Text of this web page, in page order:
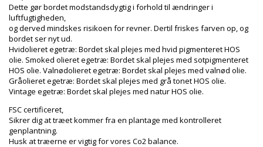
Dette gør bordet modstandsdygtig i forhold til ændringer i
luftfugtigheden,
og derved mindskes risikoen for revner. Dertil friskes farven op, og
bordet ser nyt ud.
Hvidolieret egetræ: Bordet skal plejes med hvid pigmenteret HOS
olie. Smoked olieret egetræ: Bordet skal plejes med sotpigmenteret
HOS olie. Valnødolieret egetræ: Bordet skal plejes med valnød olie.
Gråolieret egetræ: Bordet skal plejes med grå tonet HOS olie.
Vintage egetræ: Bordet skal plejes med natur HOS olie.
FSC certificeret,
Sikrer dig at træet kommer fra en plantage med kontrolleret
genplantning.
Husk at træerne er vigtig for vores Co2 balance.